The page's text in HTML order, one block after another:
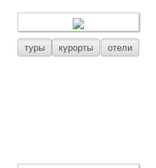
туры курорты отели